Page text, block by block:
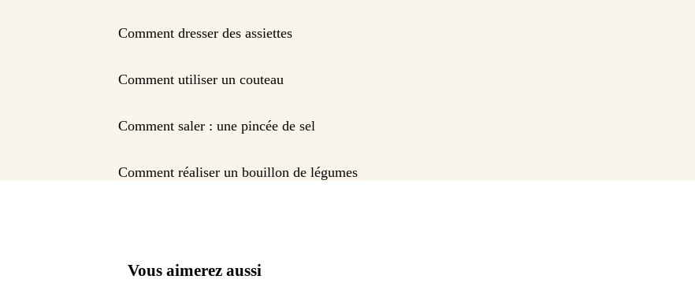
Comment dresser des assiettes
Comment utiliser un couteau
Comment saler : une pincée de sel
Comment réaliser un bouillon de légumes
Vous aimerez aussi